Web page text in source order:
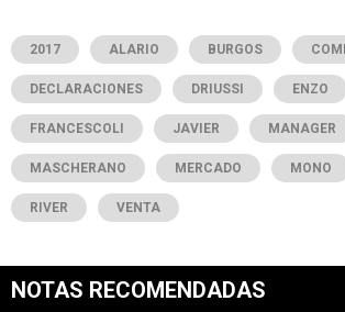
2017 ALARIO BURGOS
DECLARACIONES DRIUSSI ENZO
FRANCESCOLI JAVIER MANAGER
MASCHERANO MERCADO MONO
RIVER VENTA
NOTAS RECOMENDADAS